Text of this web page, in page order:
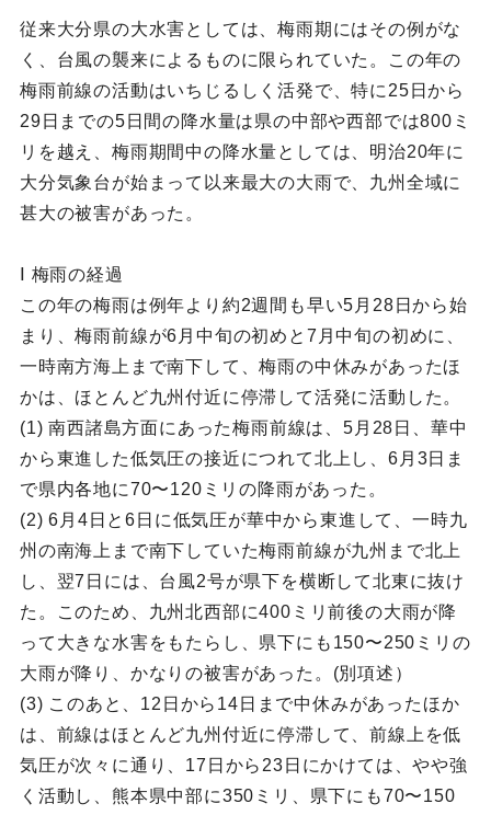
従来大分県の大水害としては、梅雨期にはその例がな
く、台風の襲来によるものに限られていた。この年の
梅雨前線の活動はいちじるしく活発で、特に25日から
29日までの5日間の降水量は県の中部や西部では800ミ
リを越え、梅雨期間中の降水量としては、明治20年に
大分気象台が始まって以来最大の大雨で、九州全域に
甚大の被害があった。
Ⅰ 梅雨の経過
この年の梅雨は例年より約2週間も早い5月28日から始
まり、梅雨前線が6月中旬の初めと7月中旬の初めに、
一時南方海上まで南下して、梅雨の中休みがあったほ
かは、ほとんど九州付近に停滞して活発に活動した。
(1) 南西諸島方面にあった梅雨前線は、5月28日、華中
から東進した低気圧の接近につれて北上し、6月3日ま
で県内各地に70〜120ミリの降雨があった。
(2) 6月4日と6日に低気圧が華中から東進して、一時九
州の南海上まで南下していた梅雨前線が九州まで北上
し、翌7日には、台風2号が県下を横断して北東に抜け
た。このため、九州北西部に400ミリ前後の大雨が降
って大きな水害をもたらし、県下にも150〜250ミリの
大雨が降り、かなりの被害があった。(別項述）
(3) このあと、12日から14日まで中休みがあったほか
は、前線はほとんど九州付近に停滞して、前線上を低
気圧が次々に通り、17日から23日にかけては、やや強
く活動し、熊本県中部に350ミリ、県下にも70〜150